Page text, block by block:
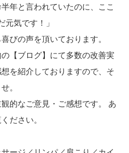
年と言われていたのに、ここ
元気です！」
びの声を頂いております。
【ブログ】にて多数の改善実
を紹介しておりますので、そ
。
的なご意見・ご感想です。 あ
ださい。